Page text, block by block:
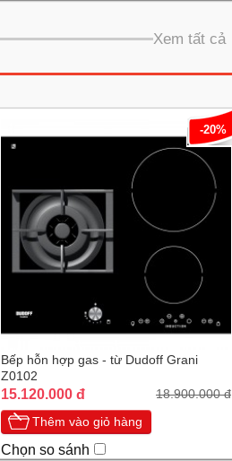
Xem tất cả
-20%
Bếp hỗn hợp gas - từ Dudoff Grani
Z0102
15.120.000 đ 18.900.000 đ
Thêm vào giỏ hàng
Chọn so sánh